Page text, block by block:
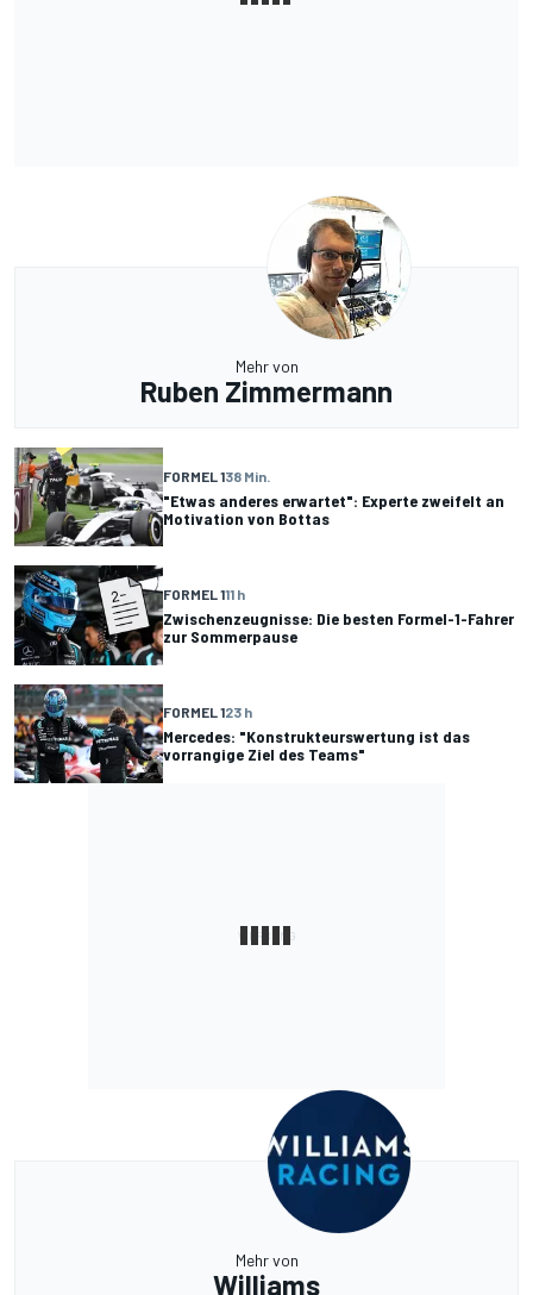
Mehr von
Ruben Zimmermann
FORMEL 138 Min.
"Etwas anderes erwartet": Experte zweifelt an
Motivation von Bottas
FORMEL 111 h
Zwischenzeugnisse: Die besten Formel-1-Fahrer
zur Sommerpause
FORMEL 123 h
Mercedes: "Konstrukteurswertung ist das
vorrangige Ziel des Teams"
Mehr von
Williams